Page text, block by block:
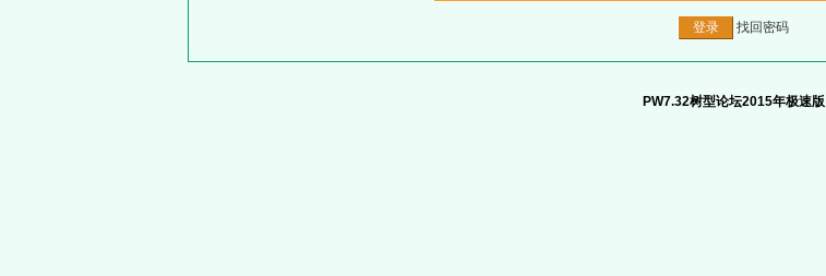
找回密码
PW7.32树型论坛2015年极速版